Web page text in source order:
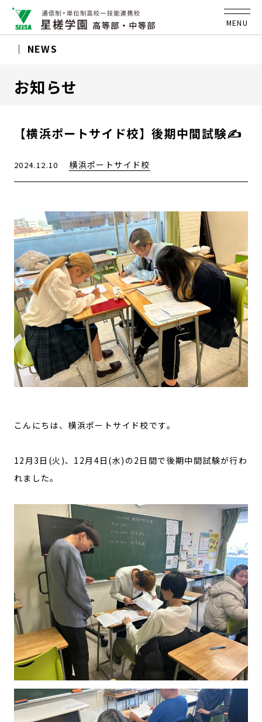
MENU
NEWS
お知らせ
【横浜ポートサイド校】後期中間試験✍
2024.12.10 横浜ポートサイド校
こんにちは、横浜ポートサイド校です。
12月3日(火)、12月4日(水)の2日間で後期中間試験が行わ
れました。